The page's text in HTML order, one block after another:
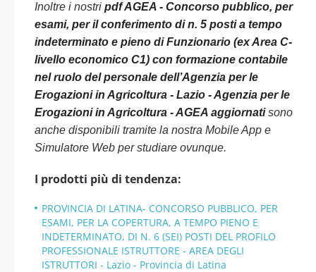
Inoltre i nostri pdf AGEA - Concorso pubblico, per
esami, per il conferimento di n. 5 posti a tempo
indeterminato e pieno di Funzionario (ex Area C-
livello economico C1) con formazione contabile
nel ruolo del personale dell’Agenzia per le
Erogazioni in Agricoltura - Lazio - Agenzia per le
Erogazioni in Agricoltura - AGEA aggiornatisono
anche disponibili tramite la nostra Mobile App e
Simulatore Web per studiare ovunque.
I prodotti più di tendenza:
PROVINCIA DI LATINA- CONCORSO PUBBLICO, PER
ESAMI, PER LA COPERTURA, A TEMPO PIENO E
INDETERMINATO, DI N. 6 (SEI) POSTI DEL PROFILO
PROFESSIONALE ISTRUTTORE - AREA DEGLI
ISTRUTTORI - Lazio - Provincia di Latina